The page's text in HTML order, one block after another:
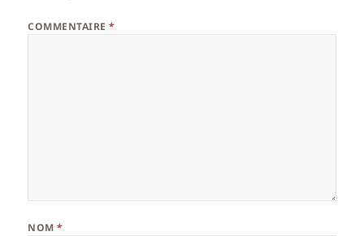
COMMENTAIRE*
NOM*